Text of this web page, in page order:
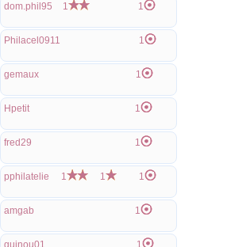
dom.phil95 1 1
Philacel0911 1
gemaux 1
Hpetit 1
fred29 1
pphilatelie 1 1 1
amgab 1
guinou01 1